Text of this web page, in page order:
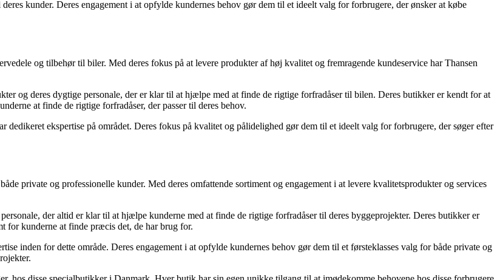
kunder. Deres engagement i at opfylde kundernes behov gør dem til et ideelt valg for forbrugere, der ønsker at købe
og tilbehør til biler. Med deres fokus på at levere produkter af høj kvalitet og fremragende kundeservice har Thansen
og deres dygtige personale, der er klar til at hjælpe med at finde de rigtige forfradåser til bilen. Deres butikker er kendt for at
at finde de rigtige forfradåser, der passer til deres behov.
ekspertise på området. Deres fokus på kvalitet og pålidelighed gør dem til et ideelt valg for forbrugere, der søger efter
private og professionelle kunder. Med deres omfattende sortiment og engagement i at levere kvalitetsprodukter og services
der altid er klar til at hjælpe kunderne med at finde de rigtige forfradåser til deres byggeprojekter. Deres butikker er
for kunderne at finde præcis det, de har brug for.
inden for dette område. Deres engagement i at opfylde kundernes behov gør dem til et førsteklasses valg for både private og